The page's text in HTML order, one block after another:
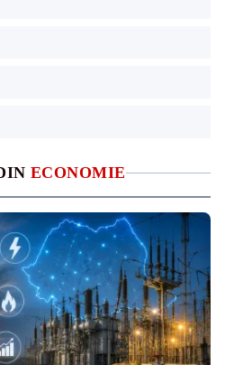
ECONOMIE